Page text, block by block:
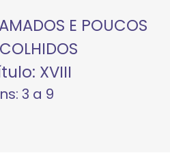
E POUCOS
XVIII
3 a 9